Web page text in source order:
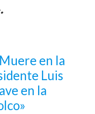
Muere en la
Luis
en la